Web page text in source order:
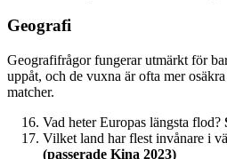
Geografi
Geografifrågor fungerar utmärkt för
uppåt, och de vuxna är ofta mer
matcher.
Vad heter Europas längsta flod?
Vilket land har flest invånare i
(passerade Kina 2023)